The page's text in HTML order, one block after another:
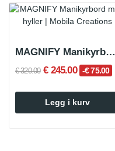
MAGNIFY Manikyrbord med hyller
€ 320.00 € 245.00 -€ 75.00
Legg i kurv